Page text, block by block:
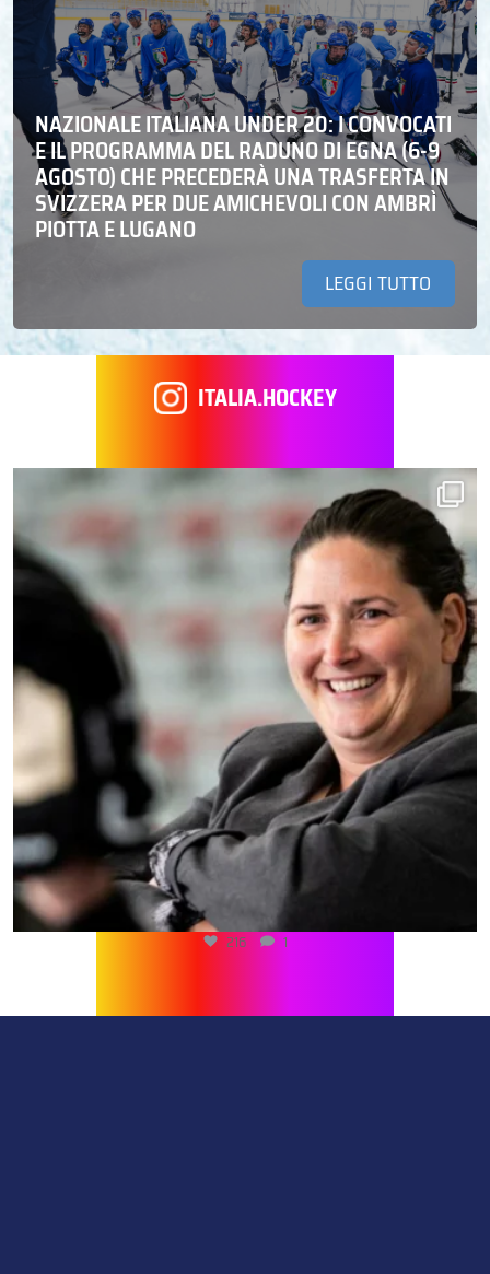
NAZIONALE ITALIANA UNDER 20: I CONVOCATI
E IL PROGRAMMA DEL RADUNO DI EGNA (6-9
AGOSTO) CHE PRECEDERÀ UNA TRASFERTA IN
SVIZZERA PER DUE AMICHEVOLI CON AMBRÌ
PIOTTA E LUGANO
LEGGI TUTTO
ITALIA.HOCKEY
216 1